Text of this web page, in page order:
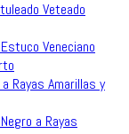
Veteado
Veneciano
Rayas Amarillas y
a Rayas